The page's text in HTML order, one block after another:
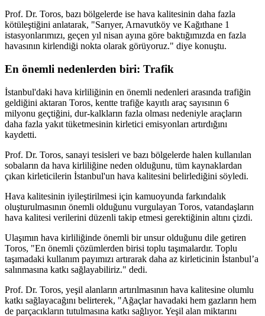
Prof. Dr. Toros, bazı bölgelerde ise hava kalitesinin daha fazla
kötüleştiğini anlatarak, "Sarıyer, Arnavutköy ve Kağıthane 1
istasyonlarımızı, geçen yıl nisan ayına göre baktığımızda en fazla
havasının kirlendiği nokta olarak görüyoruz." diye konuştu.
En önemli nedenlerden biri: Trafik
İstanbul'daki hava kirliliğinin en önemli nedenleri arasında trafiğin
geldiğini aktaran Toros, kentte trafiğe kayıtlı araç sayısının 6
milyonu geçtiğini, dur-kalkların fazla olması nedeniyle araçların
daha fazla yakıt tüketmesinin kirletici emisyonları artırdığını
kaydetti.
Prof. Dr. Toros, sanayi tesisleri ve bazı bölgelerde halen kullanılan
sobaların da hava kirliliğine neden olduğunu, tüm kaynaklardan
çıkan kirleticilerin İstanbul'un hava kalitesini belirlediğini söyledi.
Hava kalitesinin iyileştirilmesi için kamuoyunda farkındalık
oluşturulmasının önemli olduğunu vurgulayan Toros, vatandaşların
hava kalitesi verilerini düzenli takip etmesi gerektiğinin altını çizdi.
Ulaşımın hava kirliliğinde önemli bir unsur olduğunu dile getiren
Toros, "En önemli çözümlerden birisi toplu taşımalardır. Toplu
taşımadaki kullanım payımızı artırarak daha az kirleticinin İstanbul’a
salınmasına katkı sağlayabiliriz." dedi.
Prof. Dr. Toros, yeşil alanların artırılmasının hava kalitesine olumlu
katkı sağlayacağını belirterek, "Ağaçlar havadaki hem gazların hem
de parçacıkların tutulmasına katkı sağlıyor. Yeşil alan miktarını